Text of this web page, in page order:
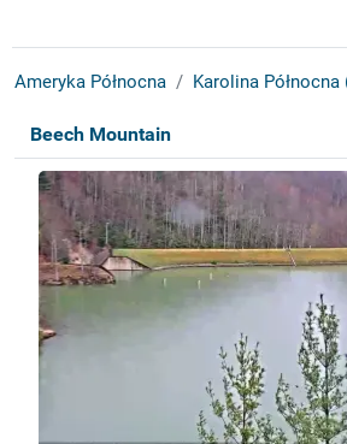
Ameryka Północna Karolina Północna
Beech Mountain